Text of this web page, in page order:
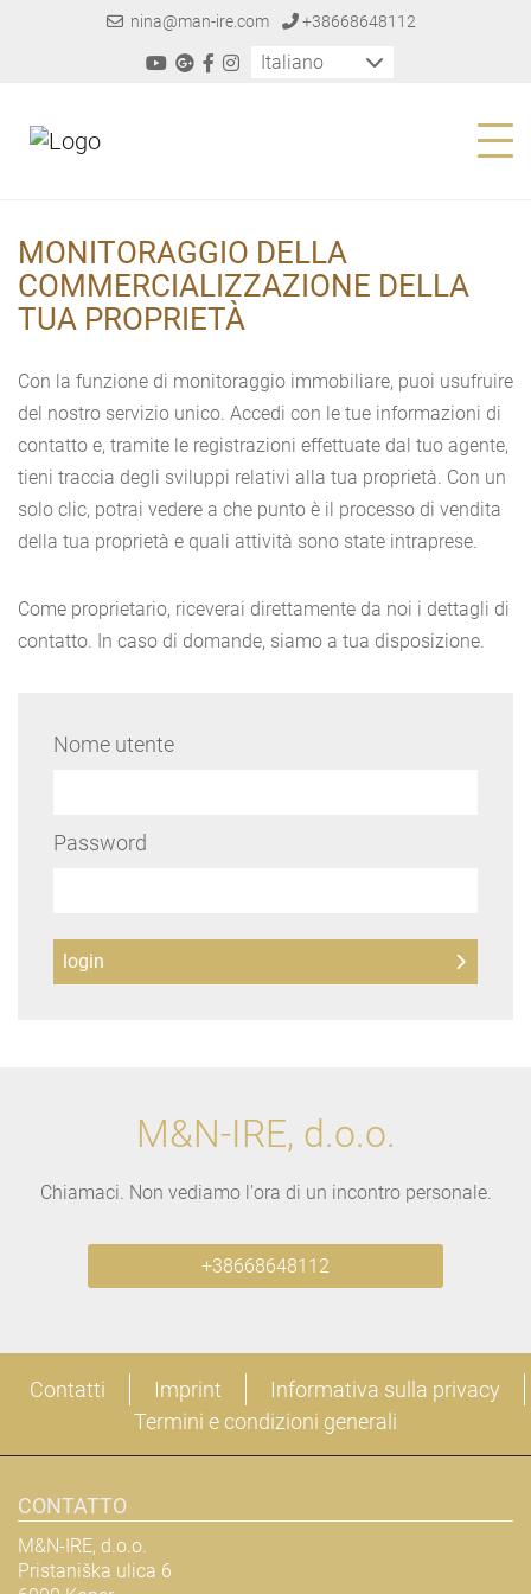
nina@man-ire.com +38668648112
Italiano
MONITORAGGIO DELLA
COMMERCIALIZZAZIONE DELLA
TUA PROPRIETÀ
Con la funzione di monitoraggio immobiliare, puoi usufruire
del nostro servizio unico. Accedi con le tue informazioni di
contatto e, tramite le registrazioni effettuate dal tuo agente,
tieni traccia degli sviluppi relativi alla tua proprietà. Con un
solo clic, potrai vedere a che punto è il processo di vendita
della tua proprietà e quali attività sono state intraprese.
Come proprietario, riceverai direttamente da noi i dettagli di
contatto. In caso di domande, siamo a tua disposizione.
Nome utente
Password
M&N-IRE, d.o.o.
Chiamaci. Non vediamo l'ora di un incontro personale.
+38668648112
Contatti Imprint
Informativa sulla privacy
Termini e condizioni generali
CONTATTO
M&N-IRE, d.o.o.
Pristaniška ulica 6